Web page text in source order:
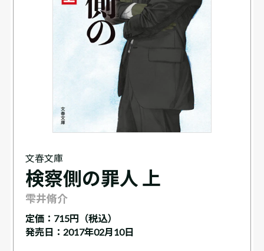
文春文庫
検察側の罪人 上
雫井脩介
定価： 715円（税込）
発売日：2017年02月10日